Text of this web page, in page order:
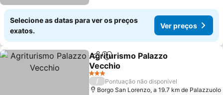
Selecione as datas para ver os preços
exatos.
Ver preços
PartilharAdicionar aos favoritos
Agriturismo Palazzo
Vecchio
Ver preços
3 Estrelas
/
Pontuação não disponível
Borgo San Lorenzo, a 19.7 km de Palazzuolo